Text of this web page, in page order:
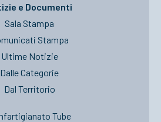
e Documenti
Sala Stampa
Stampa
Ultime Notizie
Dalle Categorie
Dal Territorio
Tube